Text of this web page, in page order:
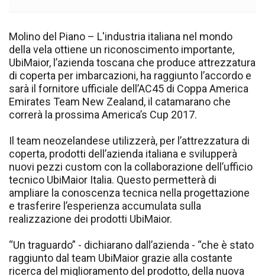
Molino del Piano – L'industria italiana nel mondo
della vela ottiene un riconoscimento importante,
UbiMaior, l’azienda toscana che produce attrezzatura
di coperta per imbarcazioni, ha raggiunto l’accordo e
sarà il fornitore ufficiale dell’AC45 di Coppa America
Emirates Team New Zealand, il catamarano che
correrà la prossima America’s Cup 2017.
Il team neozelandese utilizzerà, per l’attrezzatura di
coperta, prodotti dell’azienda italiana e svilupperà
nuovi pezzi custom con la collaborazione dell’ufficio
tecnico UbiMaior Italia. Questo permetterà di
ampliare la conoscenza tecnica nella progettazione
e trasferire l’esperienza accumulata sulla
realizzazione dei prodotti UbiMaior.
“Un traguardo” - dichiarano dall’azienda - “che è stato
raggiunto dal team UbiMaior grazie alla costante
ricerca del miglioramento del prodotto, della nuova